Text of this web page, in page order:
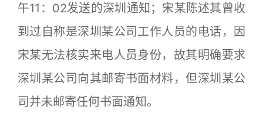
午11：02发送的深圳通知；宋某陈述其曾收
到过自称是深圳某公司工作人员的电话，因
宋某无法核实来电人员身份，故其明确要求
深圳某公司向其邮寄书面材料，但深圳某公
司并未邮寄任何书面通知。